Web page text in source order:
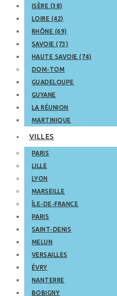
ISÈRE (38)
LOIRE (42)
RHÔNE (69)
SAVOIE (73)
HAUTE SAVOIE (74)
DOM-TOM
GUADELOUPE
GUYANE
LA RÉUNION
MARTINIQUE
VILLES
PARIS
LILLE
LYON
MARSEILLE
ÎLE-DE-FRANCE
PARIS
SAINT-DENIS
MELUN
VERSAILLES
ÉVRY
NANTERRE
BOBIGNY